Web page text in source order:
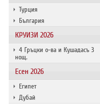
Турция
България
КРУИЗИ 2026
4 Гръцки о-ва и Кушадасъ 3
нощ.
Есен 2026
Египет
Дубай